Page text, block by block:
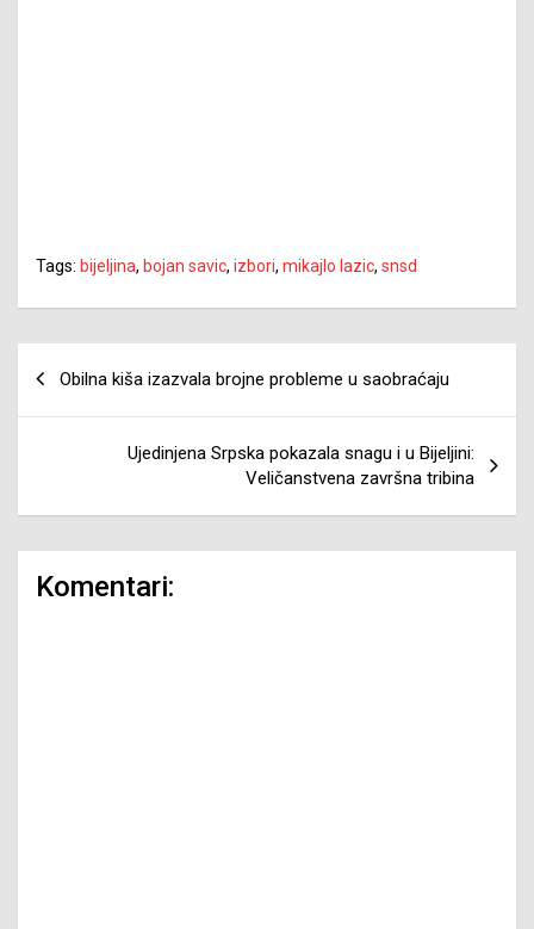
Tags: bijeljina, bojan savic, izbori, mikajlo lazic, snsd
Obilna kiša izazvala brojne probleme u saobraćaju
Ujedinjena Srpska pokazala snagu i u Bijeljini:
Veličanstvena završna tribina
Komentari: